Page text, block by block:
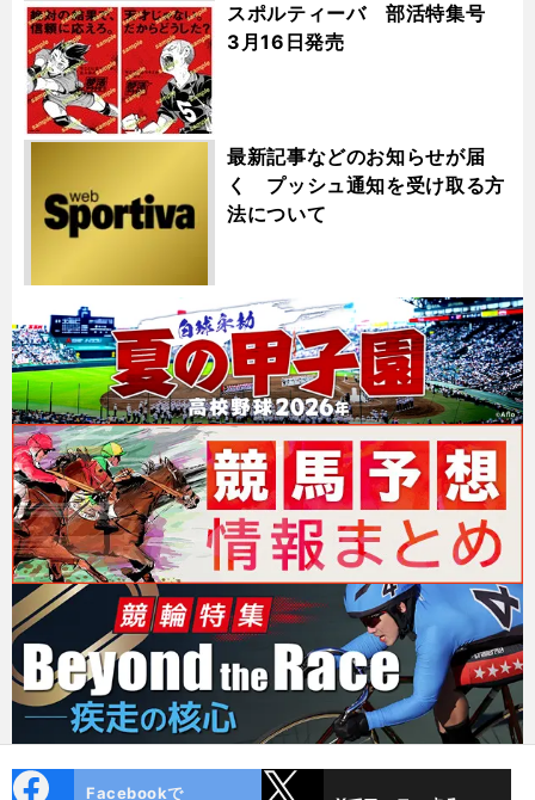
スポルティーバ 部活特集号
3月16日発売
最新記事などのお知らせが届
く プッシュ通知を受け取る方
法について
Facebookで